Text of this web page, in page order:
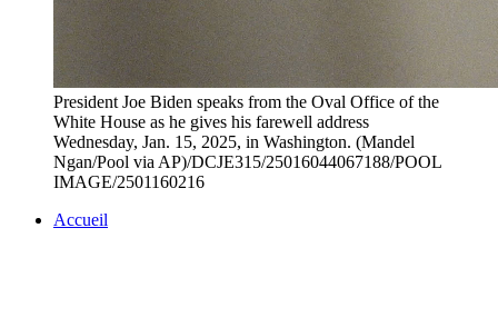
President Joe Biden speaks from the Oval Office of the
White House as he gives his farewell address
Wednesday, Jan. 15, 2025, in Washington. (Mandel
Ngan/Pool via AP)/DCJE315/25016044067188/POOL
IMAGE/2501160216
Accueil